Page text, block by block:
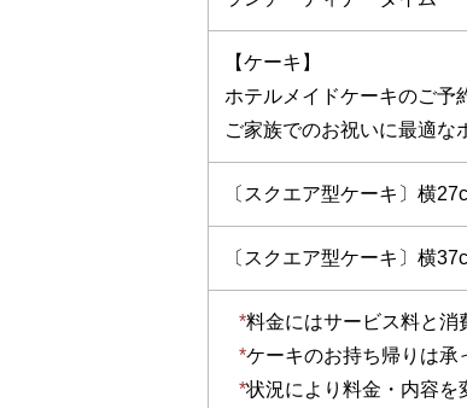
【ケーキ】
ホテルメイドケーキのご予
ご家族でのお祝いに最適な
〔スクエア型ケーキ〕横
〔スクエア型ケーキ〕横
料金にはサービス料と消
ケーキのお持ち帰りは承
状況により料金・内容を